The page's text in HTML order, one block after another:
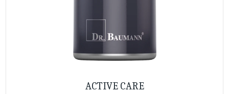
ACTIVE CARE